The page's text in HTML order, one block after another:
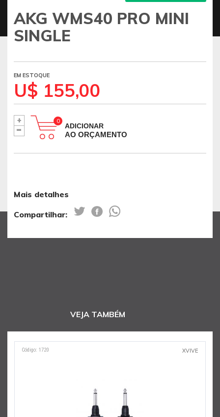
AKG WMS40 PRO MINI
SINGLE
EM ESTOQUE
U$ 155,00
+
- ADICIONAR
AO ORÇAMENTO
Mais detalhes
Compartilhar:
VEJA TAMBÉM
Código: 1720 XVIVE